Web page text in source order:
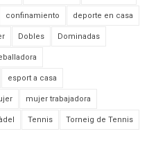
confinamiento deporte en casa
Dobles Dominadas
esport a casa
mujer trabajadora
Tennis Torneig de Tennis